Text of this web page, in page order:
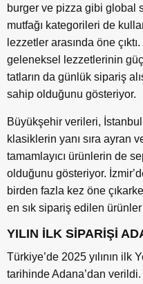
burger ve pizza gibi global
mutfağı kategorileri de
lezzetler arasında öne çıktı.
geleneksel lezzetlerinin güç
tatların da günl ük sipariş al
sahip olduğunu gösteriyor.
Büyükşehir verileri,
klasiklerin yanı sıra ayran
tamamlayıcı ürünlerin de
olduğunu gösteriyor. zmir’
birden fazla kez öne çı
en sık sipariş edilen ürü
YILIN İLK SİPARİŞİ
Türkiye’de 2025 yı ının ilk
tarihinde Adana’dan